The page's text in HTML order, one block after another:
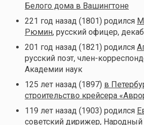
Белого дома в Вашингтоне
221 год назад (1801) родился
Рюмин, русский офицер,
201 год назад (1821) родился
русский поэт, член-
Академии наук
125 лет назад (1897) в
строительство крейсера
119 лет назад (1903) родился
советский дирижер, Народный